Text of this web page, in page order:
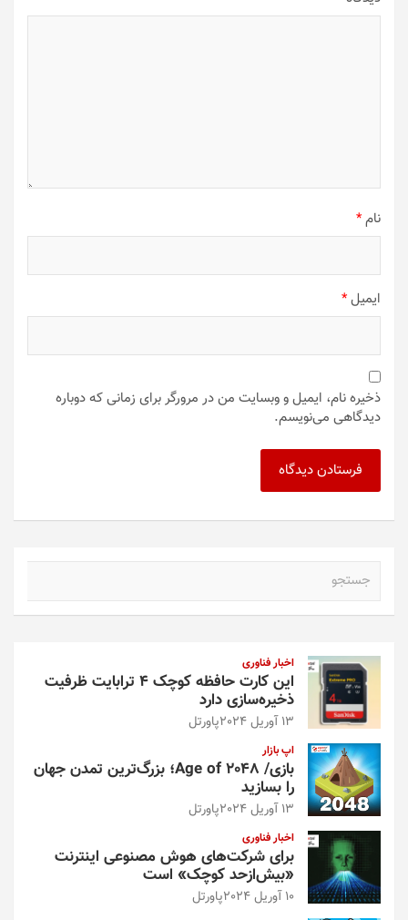
نام*
ایمیل*
ذخیره نام، ایمیل و وبسایت من در مرورگر برای زمانی که دوباره
دیدگاهی می‌نویسم.
اخبار فناوری
این کارت حافظه کوچک ۴ ترابایت ظرفیت
ذخیره‌سازی دارد
13 آوریل 2024 پاورتل
اپ بازار
بازی/ Age of 2048؛ بزرگ‌ترین تمدن جهان
را بسازید
13 آوریل 2024 پاورتل
اخبار فناوری
برای شرکت‌های هوش مصنوعی اینترنت
«بیش‌از‌حد کوچک» است
10 آوریل 2024 پاورتل